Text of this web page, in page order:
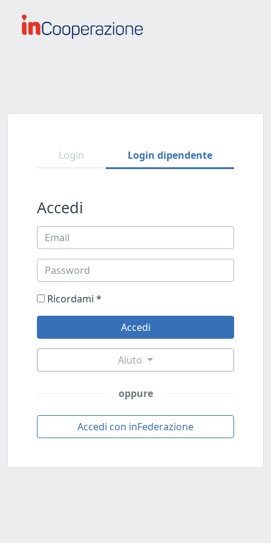
Login Login dipendente
Accedi
Ricordami *
Aiuto
oppure
Accedi con inFederazione